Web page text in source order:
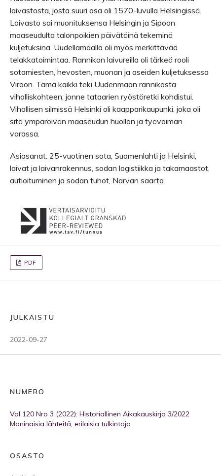
laivastosta, josta suuri osa oli 1570-luvulla Helsingissä.
Laivasto sai muonituksensa Helsingin ja Sipoon
maaseudulta talonpoikien päivätöinä tekeminä
kuljetuksina. Uudellamaalla oli myös merkittävää
telakkatoimintaa. Rannikon laivureilla oli tärkeä rooli
sotamiesten, hevosten, muonan ja aseiden kuljetuksessa
Viroon. Tämä kaikki teki Uudenmaan rannikosta
viholliskohteen, jonne tataarien ryöstöretki kohdistui.
Vihollisen silmissä Helsinki oli kaapparikaupunki, joka oli
sitä ympäröivän maaseudun huollon ja työvoiman
varassa.
Asiasanat: 25-vuotinen sota, Suomenlahti ja Helsinki,
laivat ja laivanrakennus, sodan logistiikka ja takamaastot,
autioituminen ja sodan tuhot, Narvan saarto
PDF
JULKAISTU
2022-09-27
NUMERO
Vol 120 Nro 3 (2022): Historiallinen Aikakauskirja 3/2022
Moninaisia lähteitä, erilaisia tulkintoja
OSASTO